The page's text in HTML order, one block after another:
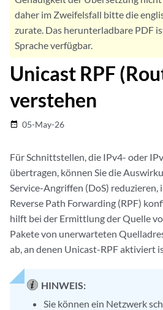
daher im Zweifelsfall bitte die
zurate. Das herunterladbare PDF
Sprache verfügbar.
Unicast RPF
verstehen
date_range 05-May-26
Für Schnittstellen, die IPv4- oder
übertragen, können Sie die
Service-Angriffen (DoS) reduzieren,
Reverse Path Forwarding (RPF)
hilft bei der Ermittlung der Quelle
Pakete von unerwarteten
ab, an denen Unicast-RPF aktiviert
HINWEIS:
Sie können ein Netzwerk